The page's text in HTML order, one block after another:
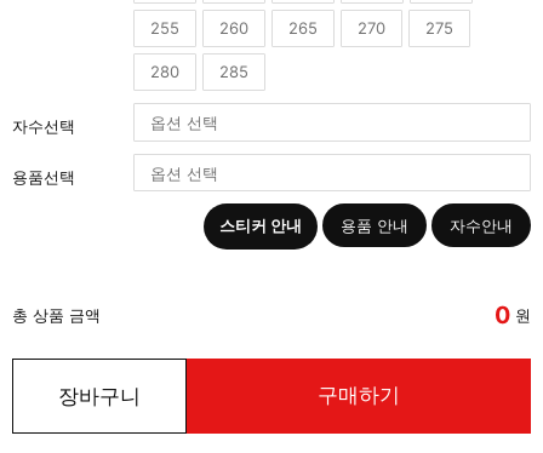
255 260 265 270 275
280 285
자수선택
용품선택
스티커 안내 용품 안내 자수안내
총 상품 금액 0 원
장바구니 구매하기